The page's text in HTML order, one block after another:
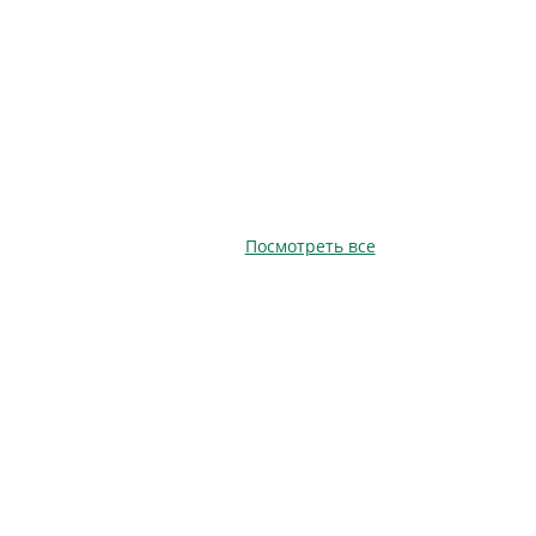
Посмотреть все